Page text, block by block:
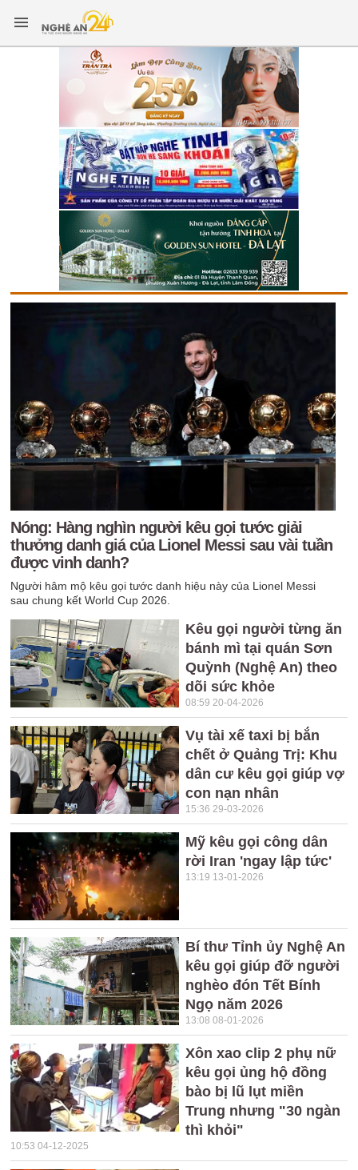
Nóng: Hàng nghìn người kêu gọi tước giải
thưởng danh giá của Lionel Messi sau vài tuần
được vinh danh?
Người hâm mộ kêu gọi tước danh hiệu này của Lionel Messi
sau chung kết World Cup 2026.
Kêu gọi người từng ăn
bánh mì tại quán Sơn
Quỳnh (Nghệ An) theo
dõi sức khỏe
08:59 20-04-2026
Vụ tài xế taxi bị bắn
chết ở Quảng Trị: Khu
dân cư kêu gọi giúp vợ
con nạn nhân
15:36 29-03-2026
Mỹ kêu gọi công dân
rời Iran 'ngay lập tức'
13:19 13-01-2026
Bí thư Tỉnh ủy Nghệ An
kêu gọi giúp đỡ người
nghèo đón Tết Bính
Ngọ năm 2026
13:08 08-01-2026
Xôn xao clip 2 phụ nữ
kêu gọi ủng hộ đồng
bào bị lũ lụt miền
Trung nhưng "30 ngàn
thì khỏi"
10:53 04-12-2025